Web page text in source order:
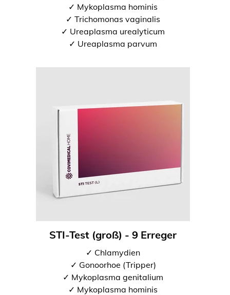
✓ Mykoplasma hominis
✓ Trichomonas vaginalis
✓ Ureaplasma urealyticum
✓ Ureaplasma parvum
STI-Test (groß) - 9 Erreger
✓ Chlamydien
✓ Gonoorhoe (Tripper)
✓ Mykoplasma genitalium
✓ Mykoplasma hominis